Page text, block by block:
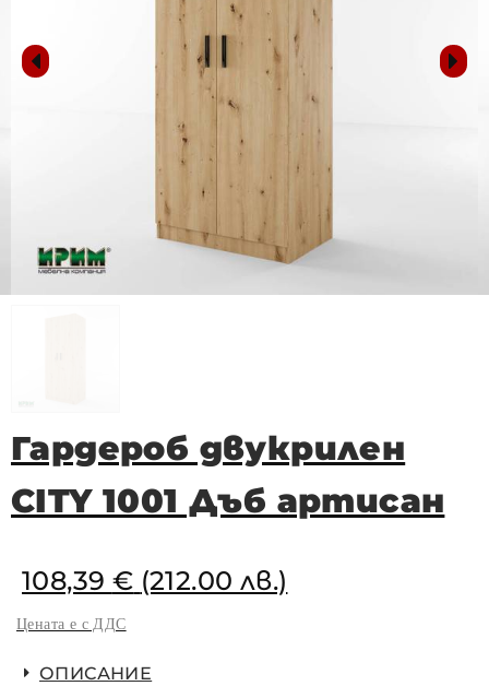
Гардероб двукрилен
CITY 1001 Дъб артисан
108,39 € (212.00 лв.)
Цената е с ДДС
ОПИСАНИЕ